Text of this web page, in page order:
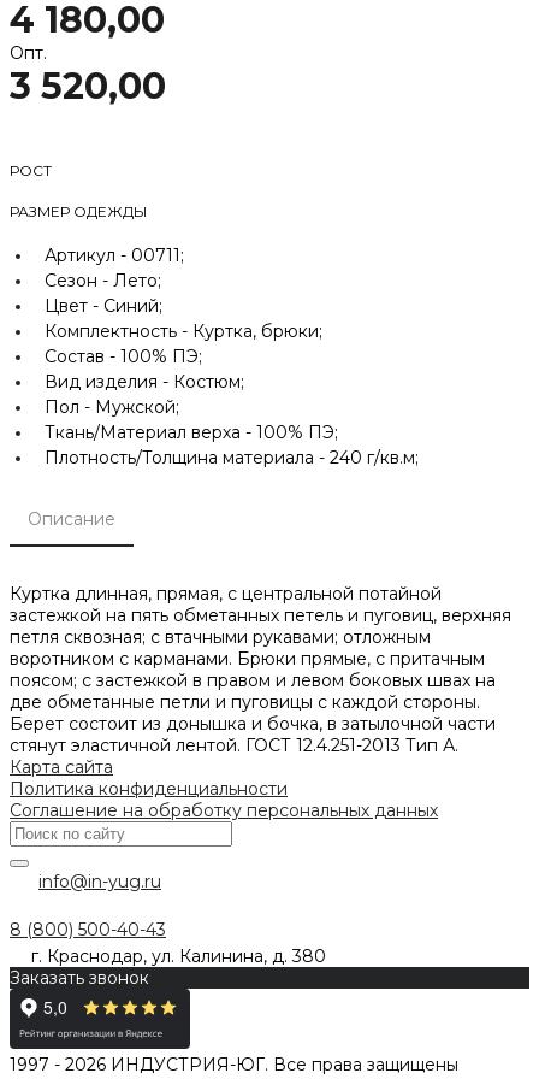
4 180,00
Опт.
3 520,00
РОСТ
РАЗМЕР ОДЕЖДЫ
Артикул - 00711;
Сезон - Лето;
Цвет - Синий;
Комплектность - Куртка, брюки;
Состав - 100% ПЭ;
Вид изделия - Костюм;
Пол - Мужской;
Ткань/Материал верха - 100% ПЭ;
Плотность/Толщина материала - 240 г/кв.м;
Описание
Куртка длинная, прямая, с центральной потайной
застежкой на пять обметанных петель и пуговиц, верхняя
петля сквозная; с втачными рукавами; отложным
воротником с карманами. Брюки прямые, с притачным
поясом; с застежкой в правом и левом боковых швах на
две обметанные петли и пуговицы с каждой стороны.
Берет состоит из донышка и бочка, в затылочной части
стянут эластичной лентой. ГОСТ 12.4.251-2013 Тип А.
Карта сайта
Политика конфиденциальности
Соглашение на обработку персональных данных
info@in-yug.ru
8 (800) 500-40-43
г. Краснодар, ул. Калинина, д. 380
Заказать звонок
1997 - 2026 ИНДУСТРИЯ-ЮГ. Все права защищены